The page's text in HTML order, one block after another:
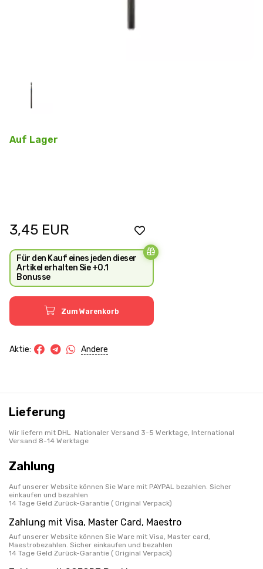
Auf Lager
3,45 EUR
Für den Kauf eines jeden dieser
Artikel erhalten Sie +0.1
Bonusse
Zum Warenkorb
Aktie: Andere
Lieferung
Wir liefern mit DHL Nationaler Versand 3-5 Werktage, International
Versand 8-14 Werktage
Zahlung
Auf unserer Website können Sie Ware mit PAYPAL bezahlen. Sicher
einkaufen und bezahlen
14 Tage Geld Zurück-Garantie ( Original Verpack)
Zahlung mit Visa, Master Card, Maestro
Auf unserer Website können Sie Ware mit Visa, Master card,
Maestrobezahlen. Sicher einkaufen und bezahlen
14 Tage Geld Zurück-Garantie ( Original Verpack)